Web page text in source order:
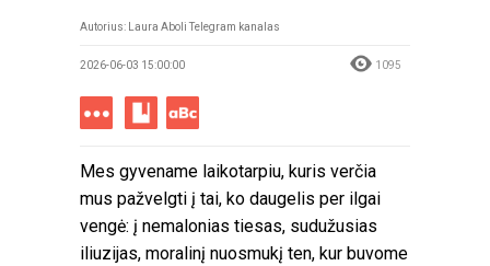
Autorius: Laura Aboli Telegram kanalas
2026-06-03 15:00:00 1095
Mes gyvename laikotarpiu, kuris verčia
mus pažvelgti į tai, ko daugelis per ilgai
vengė: į nemalonias tiesas, sudužusias
iliuzijas, moralinį nuosmukį ten, kur buvome